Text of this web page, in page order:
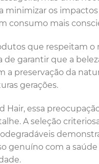
minimizar os
consumo mais
que respeitam
de garantir que a
a preservação da
gerações.
Hair, essa
A seleção
genuíno com a saúde